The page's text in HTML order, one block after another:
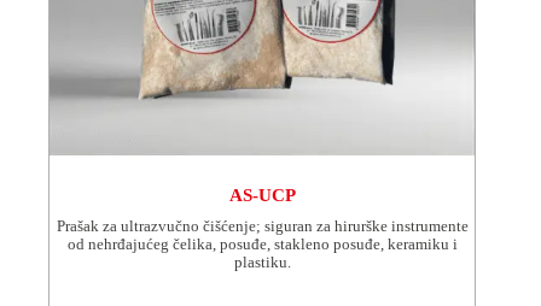
AS-UCP
Prašak za ultrazvučno čišćenje; siguran za hirurške instrumente
od nehrđajućeg čelika, posuđe, stakleno posuđe, keramiku i
plastiku.